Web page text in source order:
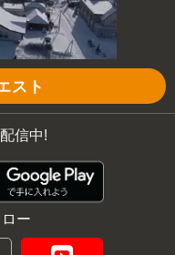
キャンセル
スト
信中!
ー